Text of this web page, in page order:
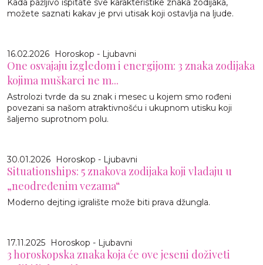
Kada pažljivo ispitate sve karakteristike znaka zodijaka,
možete saznati kakav je prvi utisak koji ostavlja na ljude.
16.02.2026 Horoskop - Ljubavni
One osvajaju izgledom i energijom: 3 znaka zodijaka
kojima muškarci ne m...
Astrolozi tvrde da su znak i mesec u kojem smo rođeni
povezani sa našom atraktivnošću i ukupnom utisku koji
šaljemo suprotnom polu.
30.01.2026 Horoskop - Ljubavni
Situationships: 5 znakova zodijaka koji vladaju u
„neodređenim vezama“
Moderno dejting igralište može biti prava džungla.
17.11.2025 Horoskop - Ljubavni
3 horoskopska znaka koja će ove jeseni doživeti